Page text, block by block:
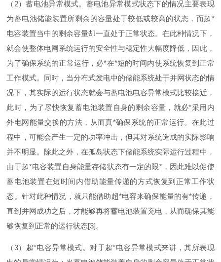
（ 2）蓄电池异常模式。蓄电池异常模式状态下的情况主要表现
为蓄电池储能装置所剩余的容量处于较低或较高的状态，而超*
电容装置当中的剩余容量却一直处于正常状态。在此种情况下，
就会使整体电网系统运行的安全性与稳定性大幅度降低，因此，
为了确保系统的正常运行， 必*在*短的时间内使系统恢复到正常
工作模式。同时，当分布式发电中的储能系统处于并网状态的情
况下，其实际的运行状态就会与蓄电池电容异常模式比较接近，
此时，为了尽快恢复蓄电池装置自身的剩余容量，就必*采用内
外电网能量交换的方法，从而真*确保系统的正常运行。在此过
程中，可能会产生一定的功率冲击，但其对系统造成的实际影响
并不明显。除此之外，在孤岛状态下储能系统实际运行过程中，
由于超*电容装置自身能量存储状态有一定的限*，因此难以促使
蓄电池装置在短时间内借助能量传递的方式恢复到正常工作状
态。针对此种情况，就只能借助超*电容来确保能量的有*传递，
直到并网成功之后，才能够再将蓄电池装置充电，从而确保其能
够恢复到正常的运行状态[3]。
（3） 超*电容异常模式。对于超*电容异常模式来讲，其所表现